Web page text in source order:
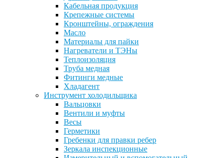
Кабельная продукция
Крепежные системы
Кронштейны, ограждения
Масло
Материалы для пайки
Нагреватели и ТЭНы
Теплоизоляция
Труба медная
Фитинги медные
Хладагент
Инструмент холодильщика
Вальцовки
Вентили и муфты
Весы
Герметики
Гребенки для правки ребер
Зеркала инспекционные